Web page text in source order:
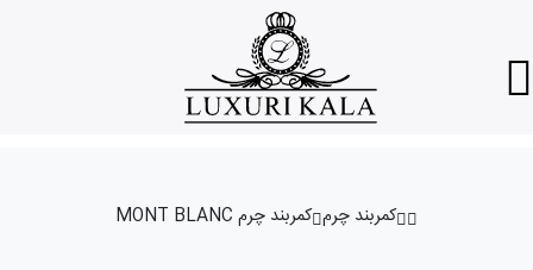
کمربند چرم کمربند چرم MONT BLANC